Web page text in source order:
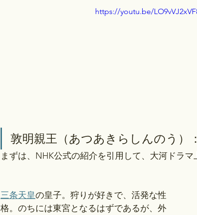
https://youtu.be/
敦明親王（あつあきらしんのう）
まずは、NHK公式の紹介を引用して、大河ドラマ
三条天皇の皇子。狩りが好きで、活発な性
格。のちには東宮となるはずであるが、外